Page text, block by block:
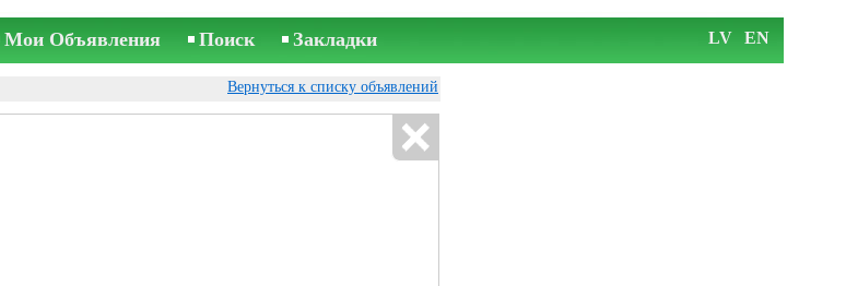
Мои Объявления Поиск Закладки LV EN
Вернуться к списку объявлений